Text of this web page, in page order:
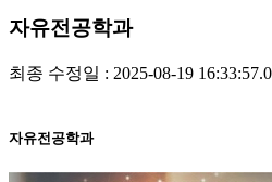
자유전공학과
최종 수정일 : 2025-08-19 16:33:57.0
자유전공학과